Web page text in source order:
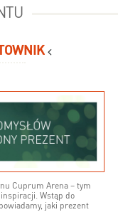
Cuprum Arena – tym
Wstąp do
jaki prezent